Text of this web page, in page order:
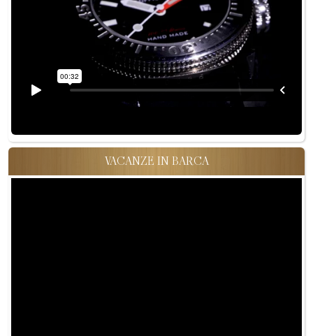
VACANZE IN BARCA